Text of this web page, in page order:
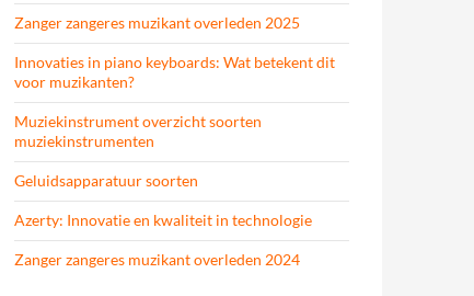
Zanger zangeres muzikant overleden 2025
Innovaties in piano keyboards: Wat betekent dit
voor muzikanten?
Muziekinstrument overzicht soorten
muziekinstrumenten
Geluidsapparatuur soorten
Azerty: Innovatie en kwaliteit in technologie
Zanger zangeres muzikant overleden 2024